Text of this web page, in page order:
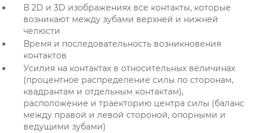
В 2D и 3D изображениях все контакты, которые
возникают между зубами верхней и нижней
челюсти
Время и последовательность возникновения
контактов
Усилия на контактах в относительных величинах
(процентное распределение силы по сторонам,
квадрантам и отдельным контактам),
расположение и траекторию центра силы (баланс
между правой и левой стороной, опорными и
ведущими зубами)